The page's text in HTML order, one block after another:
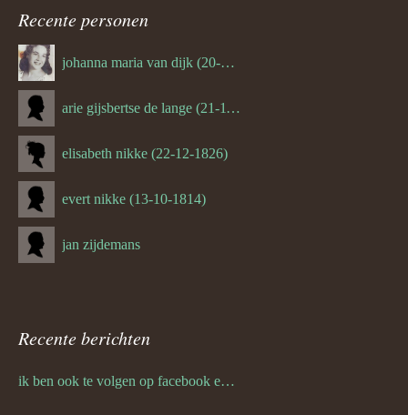
Recente personen
johanna maria van dijk (20-07-1939)
arie gijsbertse de lange (21-11-1675)
elisabeth nikke (22-12-1826)
evert nikke (13-10-1814)
jan zijdemans
Recente berichten
ik ben ook te volgen op facebook en twitter